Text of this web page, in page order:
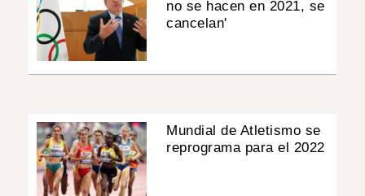
no se hacen en 2021, se
cancelan'
Mundial de Atletismo se
reprograma para el 2022